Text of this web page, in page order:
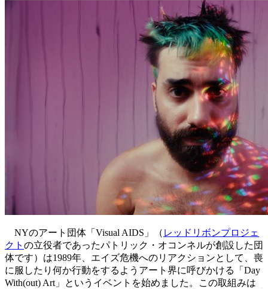
NYのアート団体「Visual AIDS」（ レッドリボンプロジェ
クト の立役者であったパトリック・オコンネルが創設した団
体です）は1989年、エイズ危機へのリアクションとして、喪
に服したり何か行動をするようアート界に呼びかける「Day
With(out) Art」というイベントを始めました。この取組みは